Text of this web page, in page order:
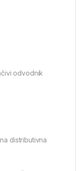
odvodnik
distributivna